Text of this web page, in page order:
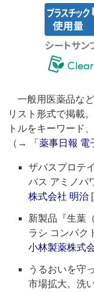
一般用医薬品な
リスト形式で掲載
トルをキーワード
（→
「薬事日報
ザバスプロテ
バス アミノパ
株式会社 明治
新製品『生葉
ラシ コンパク
小林製薬株式
うるおいを守
市場拡大。洗